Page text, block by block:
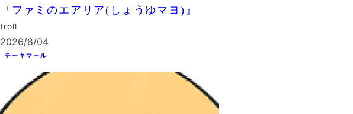
『ファミのエアリア(しょうゆマヨ)』
troll
2026/8/04
チーキマール